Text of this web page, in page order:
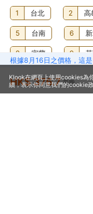
根據8月16日之價格，這
HK$ 376.7 每晚
1 台北 2 高
5 台南 6
8 宜蘭 9
11 新竹 12
14 台東 15
Klook在網頁上使用cookies為
續，表示你同意我們的cookie